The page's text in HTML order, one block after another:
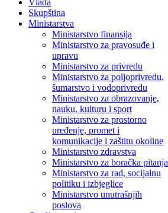
Vlada
Skupština
Ministarstva
Ministarstvo finansija
Ministarstvo za pravosuđe i
upravu
Ministarstvo za privredu
Ministarstvo za poljoprivredu,
šumarstvo i vodoprivredu
Ministarstvo za obrazovanje,
nauku, kulturu i sport
Ministarstvo za prostorno
uređenje, promet i
komunikacije i zaštitu okoline
Ministarstvo zdravstva
Ministarstvo za boračka pitanja
Ministarstvo za rad, socijalnu
politiku i izbjeglice
Ministarstvo unutrašnjih
poslova